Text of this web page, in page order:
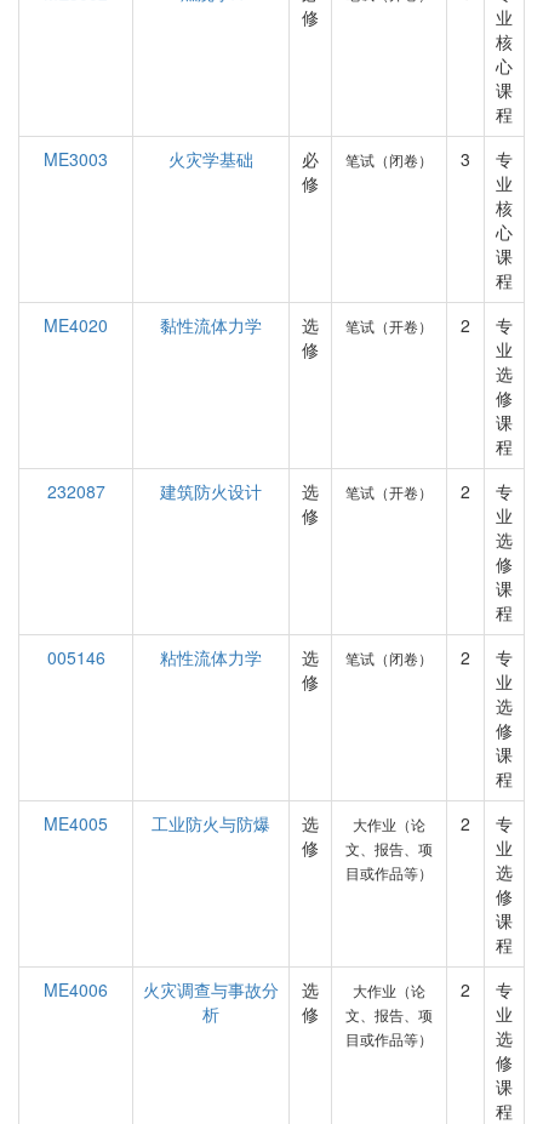
修
业
核
心
课
程
ME3003
火灾学基础
必
修
笔试（闭卷） 3
专
业
核
心
课
程
ME4020
黏性流体力学
选
修
笔试（开卷） 2
专
业
选
修
课
程
232087
建筑防火设计
选
修
笔试（开卷） 2
专
业
选
修
课
程
005146
粘性流体力学
选
修
笔试（闭卷） 2
专
业
选
修
课
程
ME4005
工业防火与防爆
选
修
大作业（论
文、报告、项
目或作品等）
2
专
业
选
修
课
程
ME4006
火灾调查与事故分
析
选
修
大作业（论
文、报告、项
目或作品等）
2
专
业
选
修
课
程